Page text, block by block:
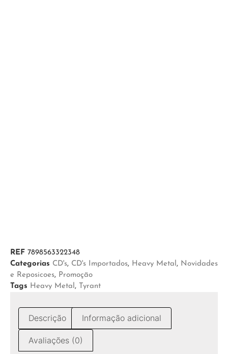
REF 7898563322348
Categorias CD's, CD's Importados, Heavy Metal , Novidades
e Reposicoes, Promoção
Tags Heavy Metal , Tyrant
Descrição Informação adicional
Avaliações (0)